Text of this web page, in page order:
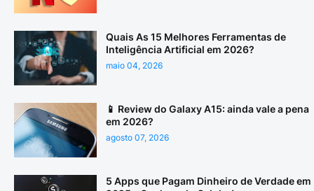
Quais As 15 Melhores Ferramentas de
Inteligência Artificial em 2026?
maio 04, 2026
📱 Review do Galaxy A15: ainda vale a pena
em 2026?
agosto 07, 2026
5 Apps que Pagam Dinheiro de Verdade em